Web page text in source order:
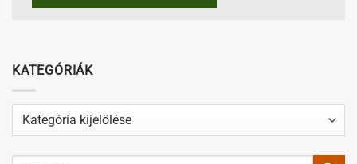
KATEGÓRIÁK
Kategóriák